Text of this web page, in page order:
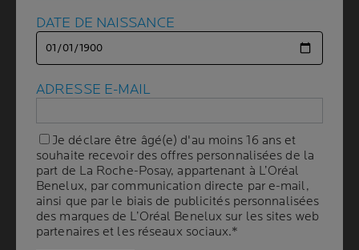
CAPACITÉ Volume
400 ml
RECOMMANDÉ PAR
LES DERMATOLOGUES
DATE DE NAISSANCE
ADRESSE E-MAIL
Je déclare être âgé(e) d'au moins 16 ans et
souhaite recevoir des offres personnalisées de la
part de La Roche-Posay, appartenant à L’Oréal
Benelux, par communication directe par e-mail,
ainsi que par le biais de publicités personnalisées
des marques de L’Oréal Benelux sur les sites web
partenaires et les réseaux sociaux.*
DATE DE NAISSANCE
ADRESSE E-MAIL
Je déclare être âgé(e) d'au moins 16 ans et
souhaite recevoir des offres personnalisées de la
part de La Roche-Posay, appartenant à L’Oréal
Benelux, par communication directe par e-mail,
ainsi que par le biais de publicités personnalisées
des marques de L’Oréal Benelux sur les sites web
partenaires et les réseaux sociaux.*